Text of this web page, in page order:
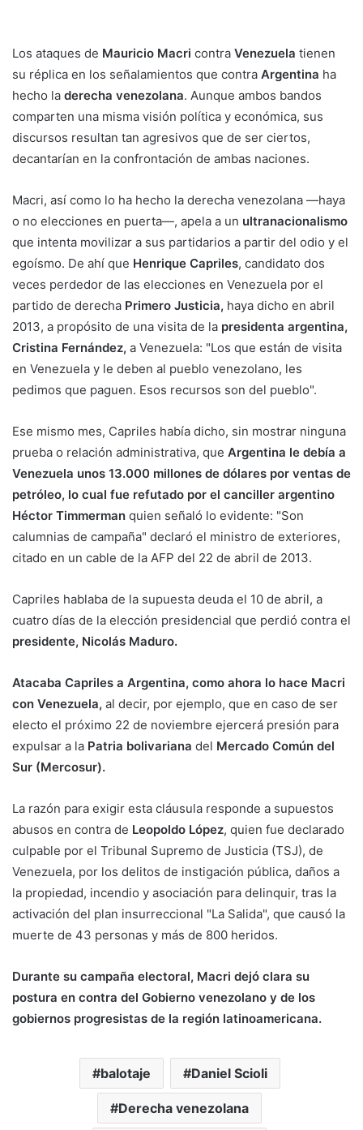
Los ataques de Mauricio Macri contra Venezuela tienen
su réplica en los señalamientos que contra Argentina ha
hecho la derecha venezolana. Aunque ambos bandos
comparten una misma visión política y económica, sus
discursos resultan tan agresivos que de ser ciertos,
decantarían en la confrontación de ambas naciones.
Macri, así como lo ha hecho la derecha venezolana —haya
o no elecciones en puerta—, apela a un ultranacionalismo
que intenta movilizar a sus partidarios a partir del odio y el
egoísmo. De ahí que Henrique Capriles, candidato dos
veces perdedor de las elecciones en Venezuela por el
partido de derecha Primero Justicia, haya dicho en abril
2013, a propósito de una visita de la presidenta argentina,
Cristina Fernández, a Venezuela: "Los que están de visita
en Venezuela y le deben al pueblo venezolano, les
pedimos que paguen. Esos recursos son del pueblo".
Ese mismo mes, Capriles había dicho, sin mostrar ninguna
prueba o relación administrativa, que Argentina le debía a
Venezuela unos 13.000 millones de dólares por ventas de
petróleo, lo cual fue refutado por el canciller argentino
Héctor Timmerman quien señaló lo evidente: "Son
calumnias de campaña" declaró el ministro de exteriores,
citado en un cable de la AFP del 22 de abril de 2013.
Capriles hablaba de la supuesta deuda el 10 de abril, a
cuatro días de la elección presidencial que perdió contra el
presidente, Nicolás Maduro.
Atacaba Capriles a Argentina, como ahora lo hace Macri
con Venezuela, al decir, por ejemplo, que en caso de ser
electo el próximo 22 de noviembre ejercerá presión para
expulsar a la Patria bolivariana del Mercado Común del
Sur (Mercosur).
La razón para exigir esta cláusula responde a supuestos
abusos en contra de Leopoldo López, quien fue declarado
culpable por el Tribunal Supremo de Justicia (TSJ), de
Venezuela, por los delitos de instigación pública, daños a
la propiedad, incendio y asociación para delinquir, tras la
activación del plan insurreccional "La Salida", que causó la
muerte de 43 personas y más de 800 heridos.
Durante su campaña electoral, Macri dejó clara su
postura en contra del Gobierno venezolano y de los
gobiernos progresistas de la región latinoamericana.
balotaje Daniel Scioli
Derecha venezolana